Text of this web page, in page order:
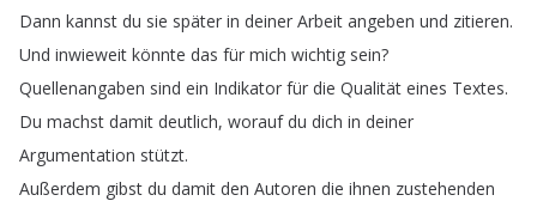
Dann kannst du sie später in deiner Arbeit angeben und zitieren.
Und inwieweit könnte das für mich wichtig sein?
Quellenangaben sind ein Indikator für die Qualität eines Textes.
Du machst damit deutlich, worauf du dich in deiner
Argumentation stützt.
Außerdem gibst du damit den Autoren die ihnen zustehenden